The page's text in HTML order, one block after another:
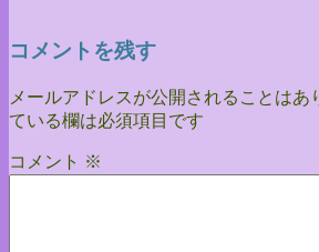
コメントを残す
メールアドレスが公開されることはあ
ている欄は必須項目です
コメント ※